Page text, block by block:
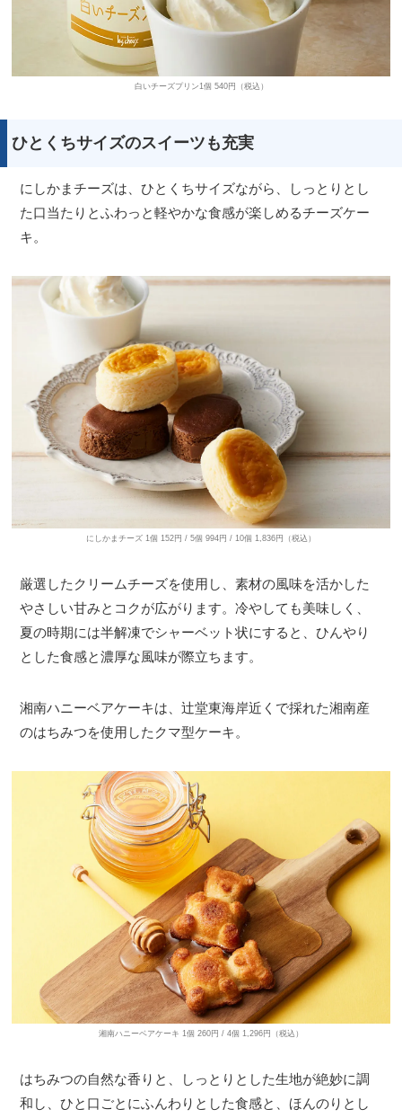
白いチーズプリン1個 540円（税込）
ひとくちサイズのスイーツも充実
にしかまチーズは、ひとくちサイズながら、しっとりとし
た口当たりとふわっと軽やかな食感が楽しめるチーズケー
キ。
にしかまチーズ 1個 152円 / 5個 994円 / 10個 1,836円（税込）
厳選したクリームチーズを使用し、素材の風味を活かした
やさしい甘みとコクが広がります。冷やしても美味しく、
夏の時期には半解凍でシャーベット状にすると、ひんやり
とした食感と濃厚な風味が際立ちます。
湘南ハニーベアケーキは、辻堂東海岸近くで採れた湘南産
のはちみつを使用したクマ型ケーキ。
湘南ハニーベアケーキ 1個 260円 / 4個 1,296円（税込）
はちみつの自然な香りと、しっとりとした生地が絶妙に調
和し、ひと口ごとにふんわりとした食感と、ほんのりとし